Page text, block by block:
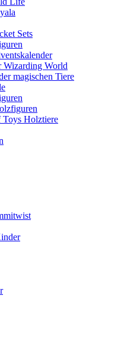
Sets
Wizarding World
magischen Tiere
Toys Holztiere